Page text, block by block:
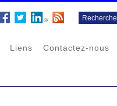
Liens Contactez-nous